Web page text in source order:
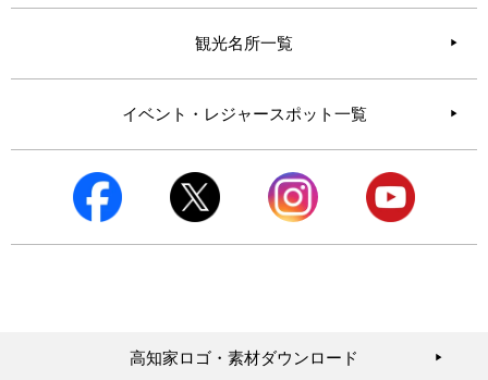
観光名所一覧
イベント・レジャースポット一覧
高知家ロゴ・素材ダウンロード ▶︎